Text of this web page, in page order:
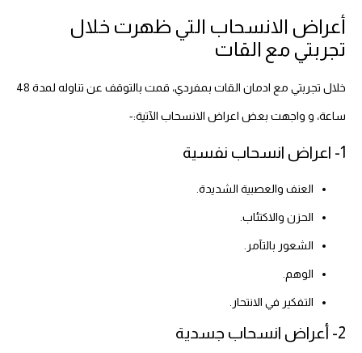
أعراض الانسحاب التي ظهرت خلال
تجربتي مع القات
خلال تجربتي مع ادمان القات بمفردي، قمت بالتوقف عن تناوله لمدة 48
ساعة، و واجهت بعض اعراض الانسحاب الآتية:-
1- اعراض انسحاب نفسية
العنف والعصبية الشديدة.
الحزن والاكتئاب.
الشعور بالتآمر.
الوهم.
التفكير في الانتحار.
2- أعراض انسحاب جسدية